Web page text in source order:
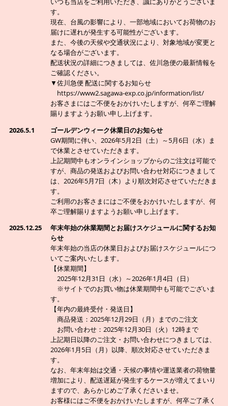
いつも当店をご利用いただき、誠にありがとうございま
す。
現在、台風の影響により、一部地域においてお荷物のお
届けに遅れが発生する可能性がございます。
また、今後の天候や交通状況により、対象地域が変更と
なる場合がございます。
配送状況の詳細につきましては、佐川急便の最新情報を
ご確認ください。
▼佐川急便 配送に関するお知らせ
https://www2.sagawa-exp.co.jp/information/list/
お客さまにはご不便をおかけいたしますが、何卒ご理解
賜りますようお願い申し上げます。
2026.5.1
ゴールデンウィーク休業日のお知らせ
GW期間に伴い、2026年5月2日（土）～5月6日（水）ま
で休業とさせていただきます。
上記期間中もオンラインショップからのご注文は可能で
すが、商品の発送およびお問い合わせ対応につきまして
は、2026年5月7日（木）より順次対応させていただきま
す。
ご利用のお客さまにはご不便をおかけいたしますが、何
卒ご理解賜りますようお願い申し上げます。
2025.12.25
年末年始の休業期間とお届けスケジュールに関するお知
らせ
年末年始の当店の休業日およびお届けスケジュールにつ
いてご案内いたします。
【休業期間】
2025年12月31日（水）～2026年1月4日（日）
※サイトでのお買い物は休業期間中も可能でございま
す。
【年内の最終受付・発送日】
商品発送：2025年12月29日（月）までのご注文
お問い合わせ：2025年12月30日（火）12時まで
上記期日以降のご注文・お問い合わせにつきましては、
2026年1月5日（月）以降、順次対応させていただきま
す。
なお、年末年始は交通・天候の事情や運送業者の荷物量
増加により、配送遅延が発生するケースが増えてまいり
ますので、あらかじめご了承くださいませ。
お客様にはご不便をおかけいたしますが、何卒ご了承く